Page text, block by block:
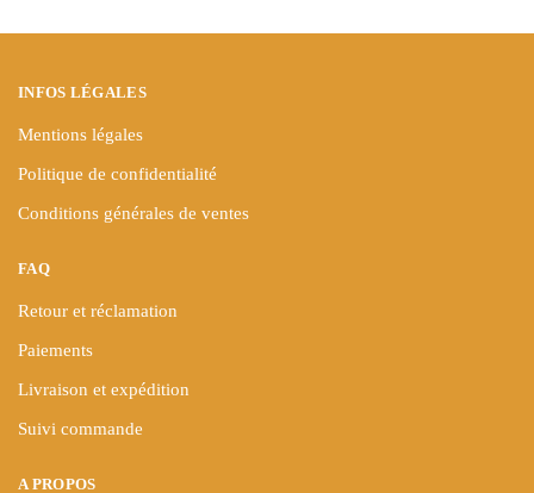
page
produit
INFOS LÉGALES
Mentions légales
Politique de confidentialité
Conditions générales de ventes
FAQ
Retour et réclamation
Paiements
Livraison et expédition
Suivi commande
A PROPOS